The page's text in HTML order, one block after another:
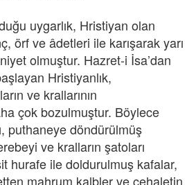
uygarlık, Hristiyan olan
örf ve âdetleri ile karışarak yarı
olmuştur. Hazret-i İsa’dan
Hristiyanlık,
ve krallarının
çok bozulmuştur. Böylece
puthaneye döndürülmüş
ve kralların şatoları
hurafe ile doldurulmuş kafalar,
mahrum kalbler ve cehaletin